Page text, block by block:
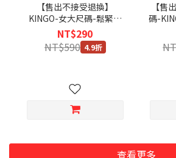
【售出不接受退換】
KINGO-女大尺碼-鬆緊腰
休閒短褲-黑-444301
NT$290
NT$590 4.9折
【售
碼-
查看更多